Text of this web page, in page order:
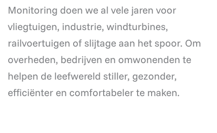
Monitoring doen we al vele jaren voor
vliegtuigen, industrie, windturbines,
railvoertuigen of slijtage aan het spoor. Om
overheden, bedrijven en omwonenden te
helpen de leefwereld stiller, gezonder,
efficiënter en comfortabeler te maken.